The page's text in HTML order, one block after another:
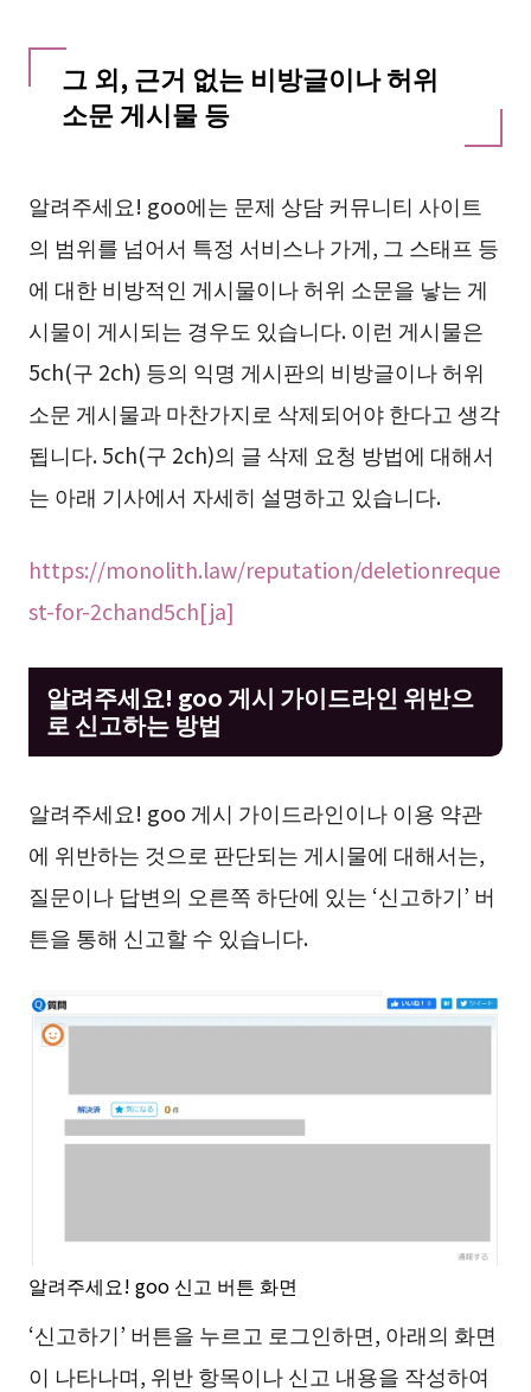
그 외, 근거 없는 비방글이나 허위
소문 게시물 등
알려주세요! goo에는 문제 상담 커뮤니티 사이트
의 범위를 넘어서 특정 서비스나 가게, 그 스태프 등
에 대한 비방적인 게시물이나 허위 소문을 낳는 게
시물이 게시되는 경우도 있습니다. 이런 게시물은
5ch(구 2ch) 등의 익명 게시판의 비방글이나 허위
소문 게시물과 마찬가지로 삭제되어야 한다고 생각
됩니다. 5ch(구 2ch)의 글 삭제 요청 방법에 대해서
는 아래 기사에서 자세히 설명하고 있습니다.
https://monolith.law/reputation/deletionreque
st-for-2chand5ch[ja]
알려주세요! goo 게시 가이드라인 위반으
로 신고하는 방법
알려주세요! goo 게시 가이드라인이나 이용 약관
에 위반하는 것으로 판단되는 게시물에 대해서는,
질문이나 답변의 오른쪽 하단에 있는 ‘신고하기’ 버
튼을 통해 신고할 수 있습니다.
알려주세요! goo 신고 버튼 화면
‘신고하기’ 버튼을 누르고 로그인하면, 아래의 화면
이 나타나며, 위반 항목이나 신고 내용을 작성하여